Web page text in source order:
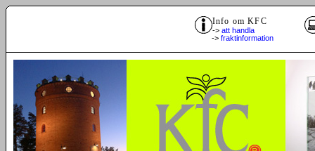
Info om KFC
-> att handla
-> fraktinformation